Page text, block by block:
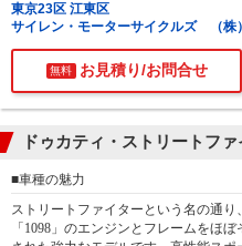
東京23区 江東区
サイレン・モーターサイクルズ （株
無料 お見積り/お問合せ
ドゥカティ・ストリートフ
■車種の魅力
ストリートファイターという名の通
「1098」のエンジンとフレームをほ